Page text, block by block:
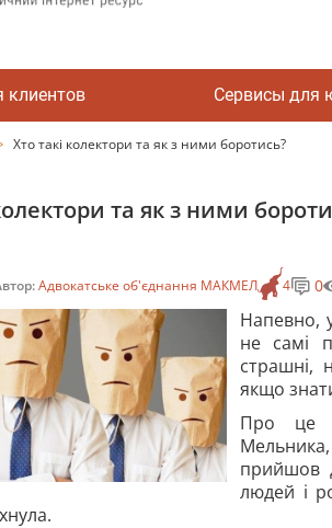
клиентов Сервисы для
Хто такі колектори та як з ними боротись?
та як з ними
Адвокатське об'єднання МАКМЕЛ 4 0
Напевно,
не самі
страшні,
якщо
Про це
прийшов
людей і